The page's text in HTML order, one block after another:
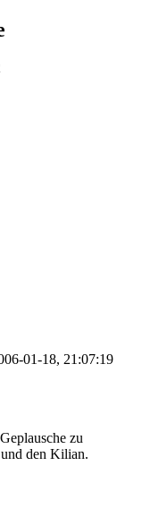
01-18, 21:07:19
zu
den Kilian.